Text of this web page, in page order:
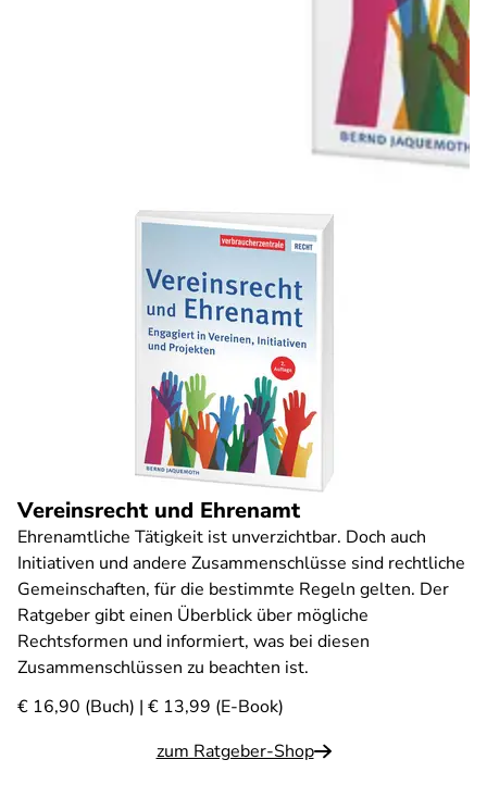
Vereinsrecht und Ehrenamt
Ehrenamtliche Tätigkeit ist unverzichtbar. Doch auch
Initiativen und andere Zusammenschlüsse sind rechtliche
Gemeinschaften, für die bestimmte Regeln gelten. Der
Ratgeber gibt einen Überblick über mögliche
Rechtsformen und informiert, was bei diesen
Zusammenschlüssen zu beachten ist.
€ 16,90 (Buch) | € 13,99 (E-Book)
zum Ratgeber-Shop